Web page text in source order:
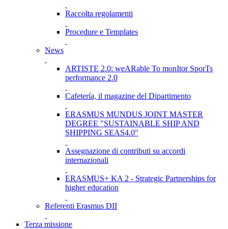
Raccolta regolamenti
Procedure e Templates
News
ARTISTE 2.0: weARable To monItor SporTs
performance 2.0
Cafetería, il magazine del Dipartimento
ERASMUS MUNDUS JOINT MASTER
DEGREE "SUSTAINABLE SHIP AND
SHIPPING SEAS4.0"
Assegnazione di contributi su accordi
internazionali
ERASMUS+ KA 2 - Strategic Partnerships for
higher education
Referenti Erasmus DII
Terza missione